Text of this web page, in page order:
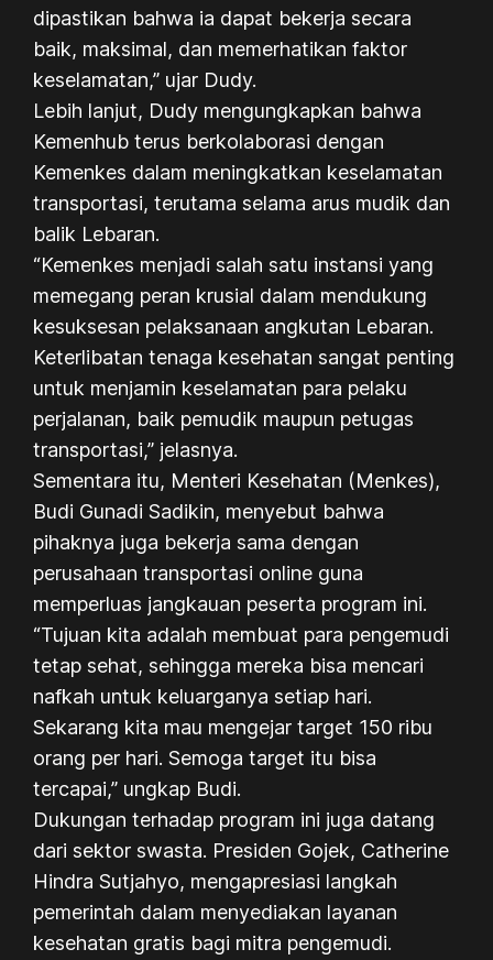
dipastikan bahwa ia dapat bekerja secara
baik, maksimal, dan memerhatikan faktor
keselamatan,” ujar Dudy.
Lebih lanjut, Dudy mengungkapkan bahwa
Kemenhub terus berkolaborasi dengan
Kemenkes dalam meningkatkan keselamatan
transportasi, terutama selama arus mudik dan
balik Lebaran.
“Kemenkes menjadi salah satu instansi yang
memegang peran krusial dalam mendukung
kesuksesan pelaksanaan angkutan Lebaran.
Keterlibatan tenaga kesehatan sangat penting
untuk menjamin keselamatan para pelaku
perjalanan, baik pemudik maupun petugas
transportasi,” jelasnya.
Sementara itu, Menteri Kesehatan (Menkes),
Budi Gunadi Sadikin, menyebut bahwa
pihaknya juga bekerja sama dengan
perusahaan transportasi online guna
memperluas jangkauan peserta program ini.
“Tujuan kita adalah membuat para pengemudi
tetap sehat, sehingga mereka bisa mencari
nafkah untuk keluarganya setiap hari.
Sekarang kita mau mengejar target 150 ribu
orang per hari. Semoga target itu bisa
tercapai,” ungkap Budi.
Dukungan terhadap program ini juga datang
dari sektor swasta. Presiden Gojek, Catherine
Hindra Sutjahyo, mengapresiasi langkah
pemerintah dalam menyediakan layanan
kesehatan gratis bagi mitra pengemudi.